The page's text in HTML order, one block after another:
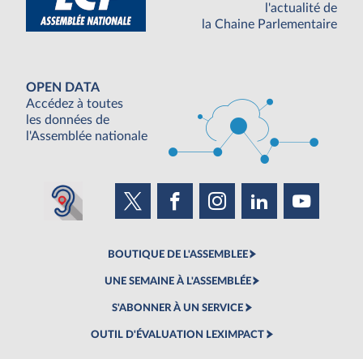
l'actualité de
la Chaine Parlementaire
OPEN DATA
Accédez à toutes
les données de
l'Assemblée nationale
BOUTIQUE DE L'ASSEMBLEE
UNE SEMAINE À L'ASSEMBLÉE
S'ABONNER À UN SERVICE
OUTIL D'ÉVALUATION LEXIMPACT